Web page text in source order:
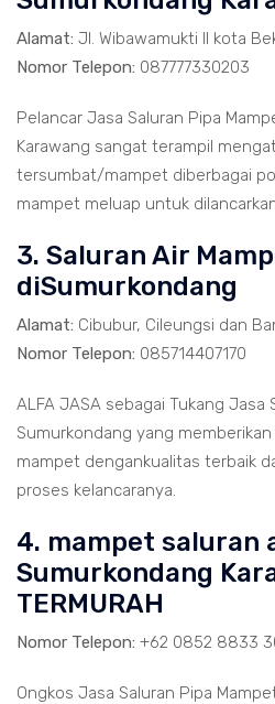
Alamat: Jl. Wibawamukti II kota
Nomor Telepon: 087777330203
Pelancar Jasa Saluran Pipa
Karawang sangat terampil
tersumbat/mampet diberbagai
mampet meluap untuk
3. Saluran Air
diSumurkondang
Alamat: Cibubur, Cileungsi dan
Nomor Telepon: 085714407170
ALFA JASA sebagai Tukang Jasa
Sumurkondang yang
mampet dengankualitas terbaik
proses kelancaranya.
4. mampet saluran
Sumurkondang
TERMURAH
Nomor Telepon: +62 0852 8833
Ongkos Jasa Saluran Pipa